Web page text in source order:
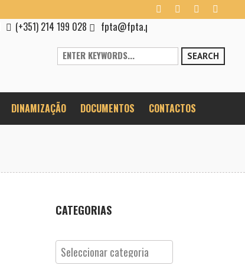
(+351) 214 199 028 fpta@fpta.pt
SEARCH
DINAMIZAÇÃO DOCUMENTOS CONTACTOS
CATEGORIAS
Categorias